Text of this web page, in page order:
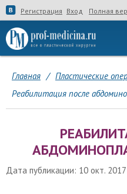
Регистрация Вход Полная
Главная / Пластические
Реабилитация после
Дата публикации: 10 окт. 2017